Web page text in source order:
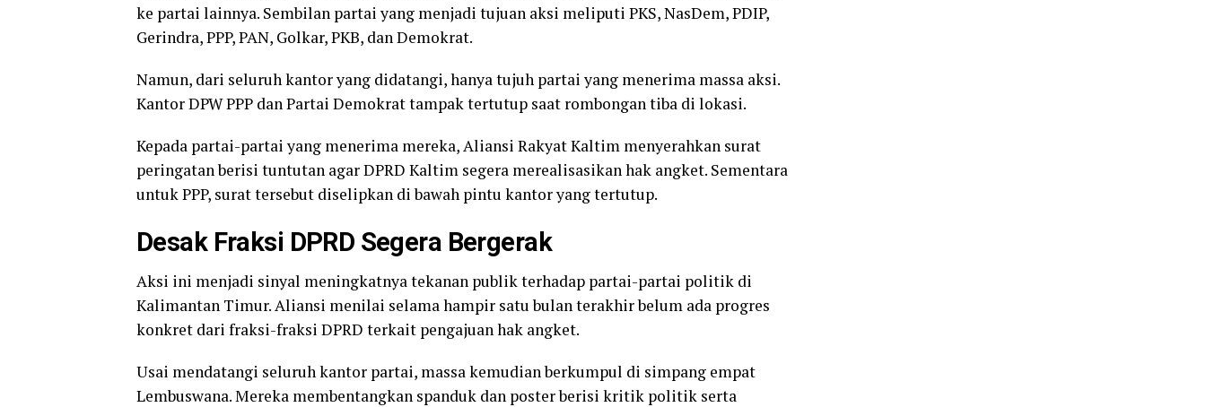
ke partai lainnya. Sembilan partai yang menjadi tujuan aksi meliputi PKS, NasDem, PDIP,
Gerindra, PPP, PAN, Golkar, PKB, dan Demokrat.
Namun, dari seluruh kantor yang didatangi, hanya tujuh partai yang menerima massa aksi.
Kantor DPW PPP dan Partai Demokrat tampak tertutup saat rombongan tiba di lokasi.
Kepada partai-partai yang menerima mereka, Aliansi Rakyat Kaltim menyerahkan surat
peringatan berisi tuntutan agar DPRD Kaltim segera merealisasikan hak angket. Sementara
untuk PPP, surat tersebut diselipkan di bawah pintu kantor yang tertutup.
Desak Fraksi DPRD Segera Bergerak
Aksi ini menjadi sinyal meningkatnya tekanan publik terhadap partai-partai politik di
Kalimantan Timur. Aliansi menilai selama hampir satu bulan terakhir belum ada progres
konkret dari fraksi-fraksi DPRD terkait pengajuan hak angket.
Usai mendatangi seluruh kantor partai, massa kemudian berkumpul di simpang empat
Lembuswana. Mereka membentangkan spanduk dan poster berisi kritik politik serta